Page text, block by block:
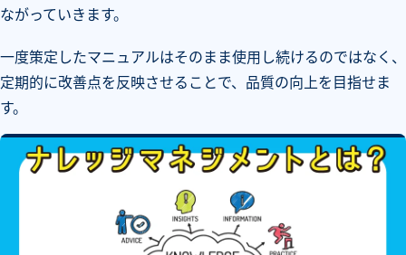
ながっていきます。
一度策定したマニュアルはそのまま使用し続けるのではなく、
定期的に改善点を反映させることで、品質の向上を目指せま
す。